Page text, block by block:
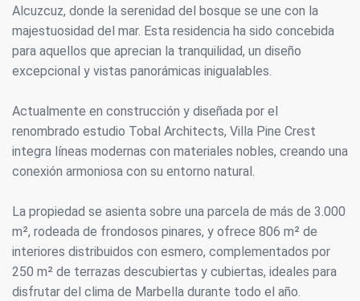
Alcuzcuz, donde la serenidad del bosque se une con la
majestuosidad del mar. Esta residencia ha sido concebida
para aquellos que aprecian la tranquilidad, un diseño
excepcional y vistas panorámicas inigualables.
Actualmente en construcción y diseñada por el
renombrado estudio Tobal Architects, Villa Pine Crest
integra líneas modernas con materiales nobles, creando una
conexión armoniosa con su entorno natural.
La propiedad se asienta sobre una parcela de más de 3.000
m², rodeada de frondosos pinares, y ofrece 806 m² de
interiores distribuidos con esmero, complementados por
250 m² de terrazas descubiertas y cubiertas, ideales para
disfrutar del clima de Marbella durante todo el año.